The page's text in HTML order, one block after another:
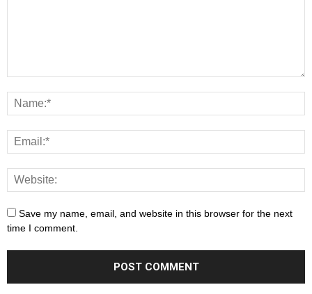
Save my name, email, and website in this browser for the next
time I comment.